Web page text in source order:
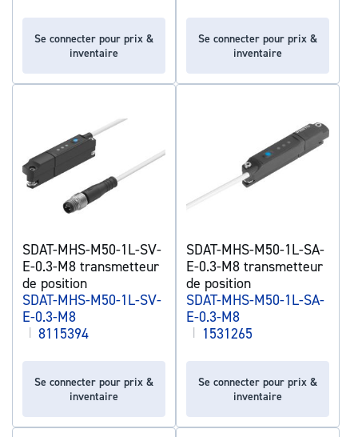
Se connecter pour prix &
inventaire
Se connecter pour prix &
inventaire
SDAT-MHS-M50-1L-SV-
E-0.3-M8 transmetteur
de position
SDAT-MHS-M50-1L-SV-
E-0.3-M8
| 8115394
Se connecter pour prix &
inventaire
SDAT-MHS-M50-1L-SA-
E-0.3-M8 transmetteur
de position
SDAT-MHS-M50-1L-SA-
E-0.3-M8
| 1531265
Se connecter pour prix &
inventaire